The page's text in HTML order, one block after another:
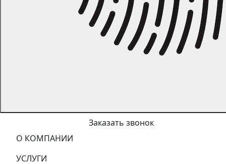
Заказать звонок
О КОМПАНИИ
УСЛУГИ